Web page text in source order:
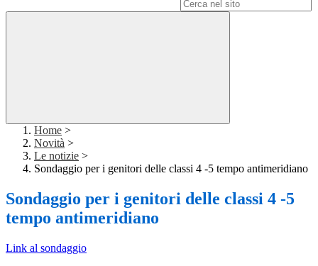
Home >
Novità >
Le notizie >
Sondaggio per i genitori delle classi 4 -5 tempo antimeridiano
Sondaggio per i genitori delle classi 4 -5
tempo antimeridiano
Link al sondaggio